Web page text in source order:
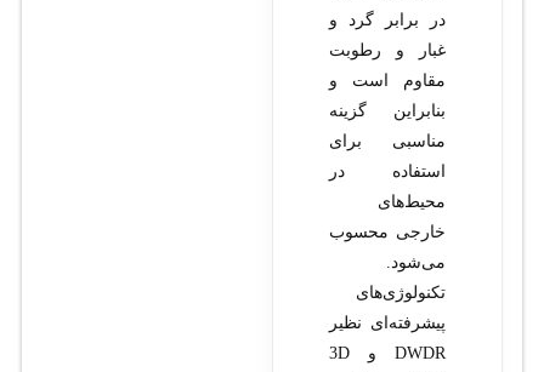
در برابر گرد و
غبار و رطوبت
مقاوم است و
بنابراین گزینه
مناسبی برای
استفاده در
محیط‌های
خارجی محسوب
می‌شود.
تکنولوژی‌های
پیشرفته‌ای نظیر
DWDR و 3D